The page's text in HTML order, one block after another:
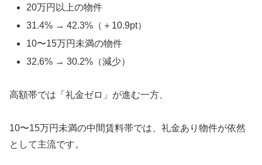
20万円以上の物件
31.4% → 42.3%（＋10.9pt）
10〜15万円未満の物件
32.6% → 30.2%（減少）
高額帯では「礼金ゼロ」が進む一方、
10〜15万円未満の中間賃料帯では、礼金あり物件が依然
として主流です。